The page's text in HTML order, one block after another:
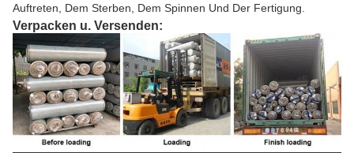
Auftreten, Dem Sterben, Dem Spinnen Und Der Fertigung.
Verpacken u. Versenden: